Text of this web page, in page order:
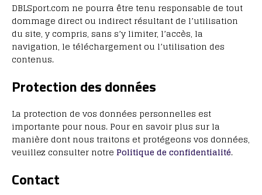
DBLSport.com ne pourra être tenu responsable de tout
dommage direct ou indirect résultant de l’utilisation
du site, y compris, sans s’y limiter, l’accès, la
navigation, le téléchargement ou l’utilisation des
contenus.
Protection des données
La protection de vos données personnelles est
importante pour nous. Pour en savoir plus sur la
manière dont nous traitons et protégeons vos données,
veuillez consulter notre Politique de confidentialité.
Contact